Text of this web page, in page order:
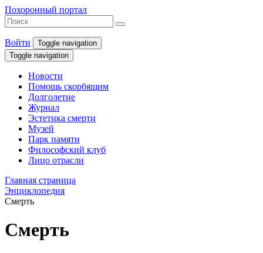
Похоронный портал
Войти
Toggle navigation
Toggle navigation
Новости
Помощь скорбящим
Долголетие
Журнал
Эстетика смерти
Музей
Парк памяти
Философский клуб
Лицо отрасли
Главная страница
Энциклопедия
Смерть
Смерть